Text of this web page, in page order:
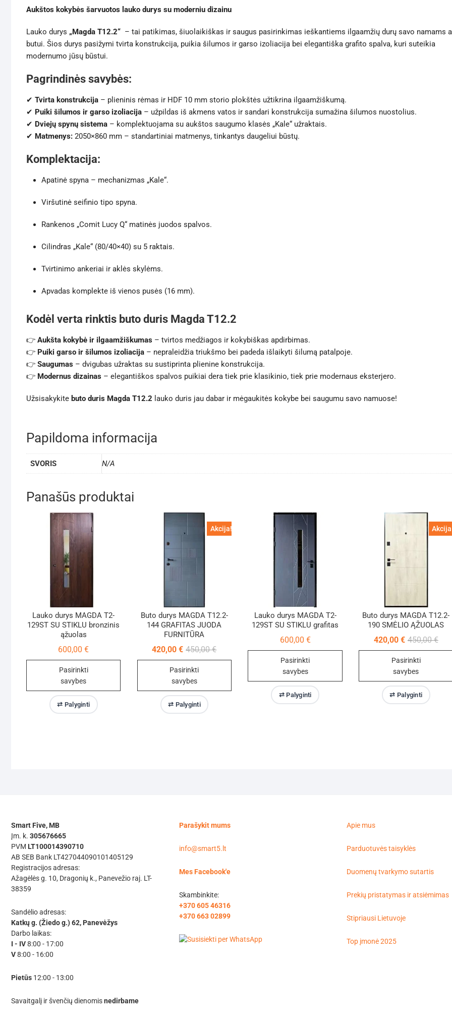
Aukštos kokybės šarvuotos lauko durys su moderniu dizainu
Lauko durys „Magda T12.2“ – tai patikimas, šiuolaikiškas ir saugus pasirinkimas ieškantiems ilgaamžių durų savo namams
butui. Šios durys pasižymi tvirta konstrukcija, puikia šilumos ir garso izoliacija bei elegantiška grafito spalva, kuri suteikia
modernumo jūsų būstui.
Pagrindinės savybės:
✔ Tvirta konstrukcija – plieninis rėmas ir HDF 10 mm storio plokštės užtikrina ilgaamžiškumą.
✔ Puiki šilumos ir garso izoliacija – užpildas iš akmens vatos ir sandari konstrukcija sumažina šilumos nuostolius.
✔ Dviejų spynų sistema – komplektuojama su aukštos saugumo klasės „Kale“ užraktais.
✔ Matmenys: 2050×860 mm – standartiniai matmenys, tinkantys daugeliui būstų.
Komplektacija:
Apatinė spyna – mechanizmas „Kale“.
Viršutinė seifinio tipo spyna.
Rankenos „Comit Lucy Q“ matinės juodos spalvos.
Cilindras „Kale“ (80/40×40) su 5 raktais.
Tvirtinimo ankeriai ir aklės skylėms.
Apvadas komplekte iš vienos pusės (16 mm).
Kodėl verta rinktis buto duris Magda T12.2
👉 Aukšta kokybė ir ilgaamžiškumas – tvirtos medžiagos ir kokybiškas apdirbimas.
👉 Puiki garso ir šilumos izoliacija – nepraleidžia triukšmo bei padeda išlaikyti šilumą patalpoje.
👉 Saugumas – dvigubas užraktas su sustiprinta plienine konstrukcija.
👉 Modernus dizainas – elegantiškos spalvos puikiai dera tiek prie klasikinio, tiek prie modernaus eksterjero.
Užsisakykite buto duris Magda T12.2 lauko duris jau dabar ir mėgaukitės kokybe bei saugumu savo namuose!
Papildoma informacija
SVORIS N/A
Panašūs produktai
Lauko durys MAGDA T2-
129ST SU STIKLU bronzinis
ąžuolas
600,00€
Pasirinkti
savybes
This
product
the
product
page
⇄ Palyginti
Akcija!
Buto durys MAGDA T12.2-
144 GRAFITAS JUODA
FURNITŪRA
450,00€Original
420,00€
Current
Pasirinkti
savybes
This
product
⇄ Palyginti
Lauko durys MAGDA T2-
129ST SU STIKLU grafitas
600,00 €
Pasirinkti
savybes
This
product
⇄ Palyginti
Buto durys MAGDA T12.2-
190 SMĖLIO ĄŽUOLAS
450,00€
420,00 €
Pasirinkti
savybes
This
product
page
⇄ Palyginti
Smart Five, MB
Įm. k. 305676665
PVM LT100014390710
AB SEB Bank LT427044090101405129
Registracijos adresas:
Ažagėlės g. 10, Dragonių k., Panevežio raj. LT-
38359
Sandėlio adresas:
Katkų g. (Žiedo g.) 62, Panevėžys
Darbo laikas:
I - IV8:00 - 17:00
V8:00 - 16:00
Pietūs 12:00 - 13:00
Savaitgalį ir švenčių dienomisnedirbame
Parašykit mums
info@smart5.lt
Mes Facebook'e
Skambinkite:
+370 605 46316
+370 663 02899
Apie mus
Parduotuvės taisyklės
Duomenų tvarkymo sutartis
Prekių pristatymas ir atsiėmimas
Stipriausi Lietuvoje
Top įmonė 2025